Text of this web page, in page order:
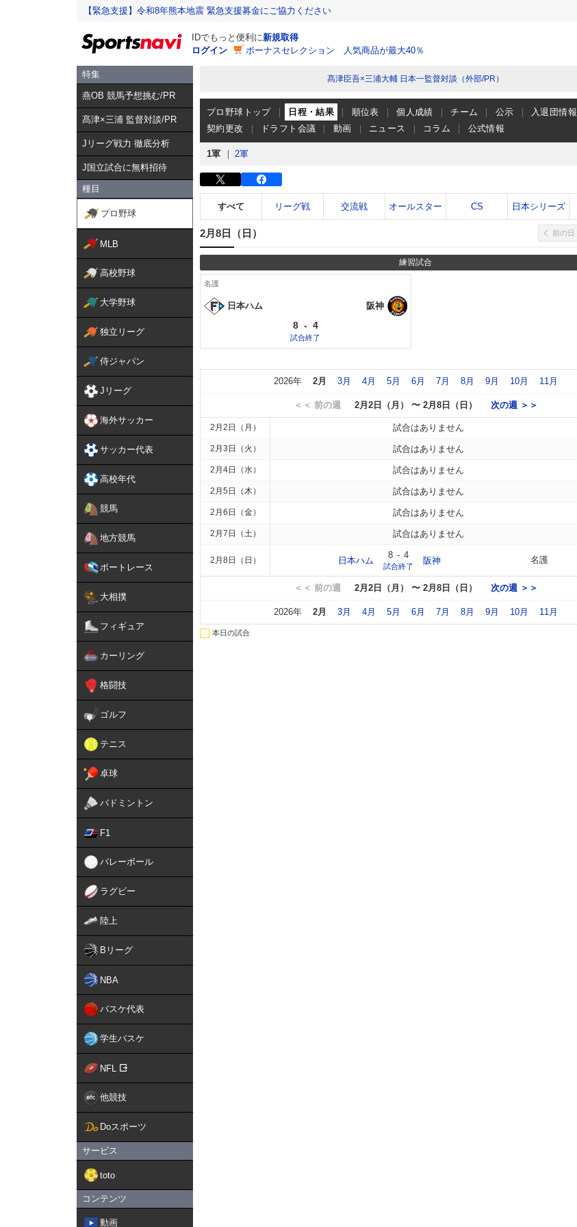
【緊急支援】令和8年熊本地震 緊急支援募金にご協力ください
IDでもっと便利に新規取得
ログイン
ボーナスセレクション 人気商品が最大40％
特集
燕OB 競馬予想挑む/PR
髙津×三浦 監督対談/PR
Jリーグ戦力 徹底分析
J国立試合に無料招待
種目
プロ野球
MLB
高校野球
大学野球
独立リーグ
侍ジャパン
Jリーグ
海外サッカー
サッカー代表
高校年代
競馬
地方競馬
ボートレース
大相撲
フィギュア
カーリング
格闘技
ゴルフ
テニス
卓球
バドミントン
F1
バレーボール
ラグビー
陸上
Bリーグ
NBA
バスケ代表
学生バスケ
NFL
他競技
Doスポーツ
サービス
toto
コンテンツ
動画
髙津臣吾×三浦大輔 日本一監督対談（外部/PR）
プロ野球トップ 日程・結果 順位表 個人成績 チーム 公示
入退団情報
契約更改
ドラフト会議 動画 ニュース コラム 公式情報
1軍 2軍
すべて リーグ戦 交流戦 オールスター CS 日本シリーズ
2月8日（日） 前の日
練習試合
名護
日本ハム 阪神
8 - 4
試合終了
2026年 2月 3月 4月 5月 6月 7月 8月 9月 10月 11月
＜＜ 前の週 2月2日（月） 〜 2月8日（日） 次の週 ＞＞
2月2日（月） 試合はありません
2月3日（火） 試合はありません
2月4日（水） 試合はありません
2月5日（木） 試合はありません
2月6日（金） 試合はありません
2月7日（土） 試合はありません
2月8日（日） 日本ハム 8 - 4
試合終了
阪神 名護
＜＜ 前の週 2月2日（月） 〜 2月8日（日） 次の週 ＞＞
2026年 2月 3月 4月 5月 6月 7月 8月 9月 10月 11月
本日の試合